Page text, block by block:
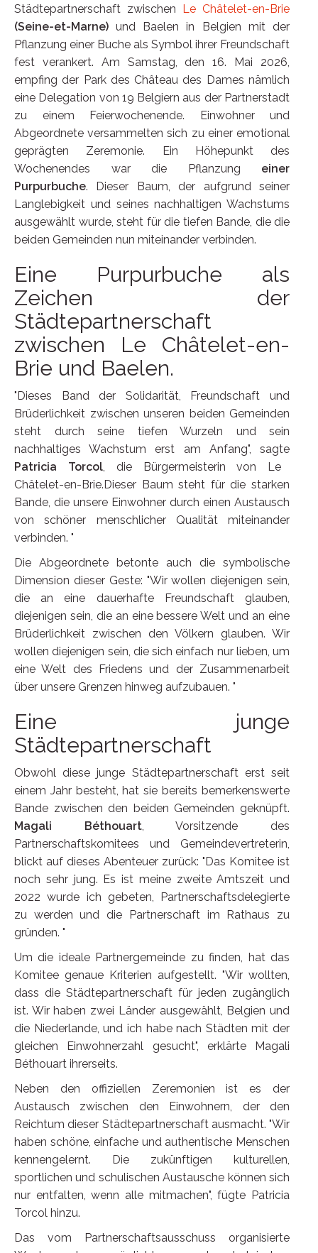
Städtepartnerschaft zwischen
Le Châtelet-en-Brie
(Seine-et-Marne) und Baelen in Belgien mit der
Pflanzung einer Buche als Symbol ihrer Freundschaft
fest verankert. Am Samstag, den 16. Mai 2026,
empfing der Park des Château des Dames nämlich
eine Delegation von 19 Belgiern aus der Partnerstadt
zu einem Feierwochenende. Einwohner und
Abgeordnete versammelten sich zu einer emotional
geprägten Zeremonie. Ein Höhepunkt des
Wochenendes war die Pflanzung einer
Purpurbuche. Dieser Baum, der aufgrund seiner
Langlebigkeit und seines nachhaltigen Wachstums
ausgewählt wurde, steht für die tiefen Bande, die die
beiden Gemeinden nun miteinander verbinden.
Eine Purpurbuche als
Zeichen der
Städtepartnerschaft
zwischen Le Châtelet-en-
Brie und Baelen.
"Dieses Band der Solidarität, Freundschaft und
Brüderlichkeit zwischen unseren beiden Gemeinden
steht durch seine tiefen Wurzeln und sein
nachhaltiges Wachstum erst am Anfang", sagte
Patricia Torcol, die Bürgermeisterin von Le
Châtelet-en-Brie.Dieser Baum steht für die starken
Bande, die unsere Einwohner durch einen Austausch
von schöner menschlicher Qualität miteinander
verbinden. "
Die Abgeordnete betonte auch die symbolische
Dimension dieser Geste: "Wir wollen diejenigen sein,
die an eine dauerhafte Freundschaft glauben,
diejenigen sein, die an eine bessere Welt und an eine
Brüderlichkeit zwischen den Völkern glauben. Wir
wollen diejenigen sein, die sich einfach nur lieben, um
eine Welt des Friedens und der Zusammenarbeit
über unsere Grenzen hinweg aufzubauen. "
Eine junge
Städtepartnerschaft
Obwohl diese junge Städtepartnerschaft erst seit
einem Jahr besteht, hat sie bereits bemerkenswerte
Bande zwischen den beiden Gemeinden geknüpft.
Magali Béthouart, Vorsitzende des
Partnerschaftskomitees und Gemeindevertreterin,
blickt auf dieses Abenteuer zurück: "Das Komitee ist
noch sehr jung. Es ist meine zweite Amtszeit und
2022 wurde ich gebeten, Partnerschaftsdelegierte
zu werden und die Partnerschaft im Rathaus zu
gründen. "
Um die ideale Partnergemeinde zu finden, hat das
Komitee genaue Kriterien aufgestellt. "Wir wollten,
dass die Städtepartnerschaft für jeden zugänglich
ist. Wir haben zwei Länder ausgewählt, Belgien und
die Niederlande, und ich habe nach Städten mit der
gleichen Einwohnerzahl gesucht", erklärte Magali
Béthouart ihrerseits.
Neben den offiziellen Zeremonien ist es der
Austausch zwischen den Einwohnern, der den
Reichtum dieser Städtepartnerschaft ausmacht. "Wir
haben schöne, einfache und authentische Menschen
kennengelernt. Die zukünftigen kulturellen,
sportlichen und schulischen Austausche können sich
nur entfalten, wenn alle mitmachen", fügte Patricia
Torcol hinzu.
Das vom Partnerschaftsausschuss organisierte